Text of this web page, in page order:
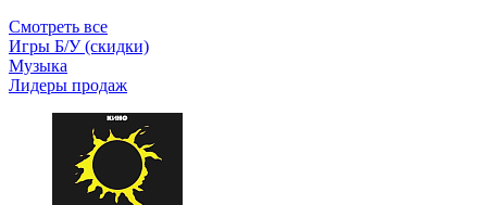
Смотреть все
Игры Б/У (скидки)
Музыка
Лидеры продаж